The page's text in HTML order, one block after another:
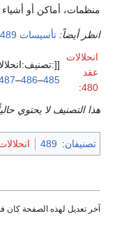
منظمات، أماكن أو
انظر أيضاً: تأسيسات 489
انحلالات
عقد
480
:
[[:تصنيف:انحلالات
485
–
486
–
هذا التصنيف لا يحتوي
تصنيفان:
489
آخر تعديل لهذه الصفحة كان في 05:04, 15 مارس